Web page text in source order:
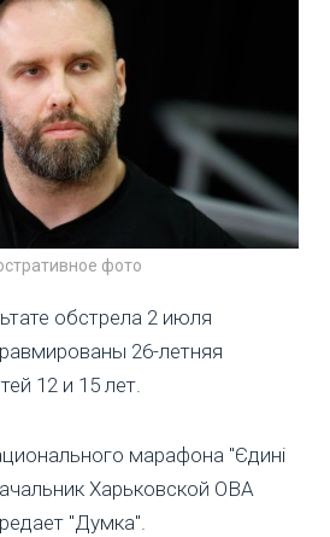
фото
обстрела 2 июля
26-летняя
12 и 15 лет.
марафона "Єдині
Харьковской ОВА
"Думка".